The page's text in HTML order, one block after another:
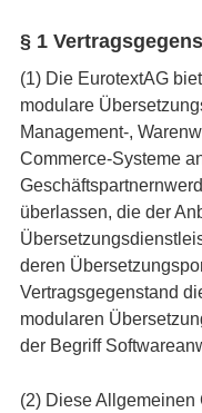
§ 1
(1) Die EurotextAG
modulare
Management-,
Commerce-Systeme
überlassen, die der
deren
Vertragsgegenstand
modularen
der Begriff
(2) Diese